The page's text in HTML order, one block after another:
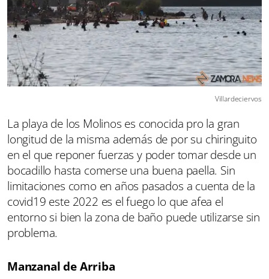
Villardeciervos
La playa de los Molinos es conocida pro la gran
longitud de la misma además de por su chiringuito
en el que reponer fuerzas y poder tomar desde un
bocadillo hasta comerse una buena paella. Sin
limitaciones como en años pasados a cuenta de la
covid19 este 2022 es el fuego lo que afea el
entorno si bien la zona de baño puede utilizarse sin
problema.
Manzanal de Arriba